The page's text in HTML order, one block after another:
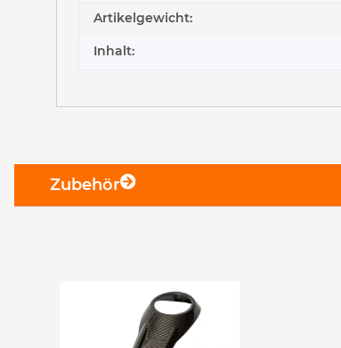
Artikelgewicht:
Inhalt:
Zubehör